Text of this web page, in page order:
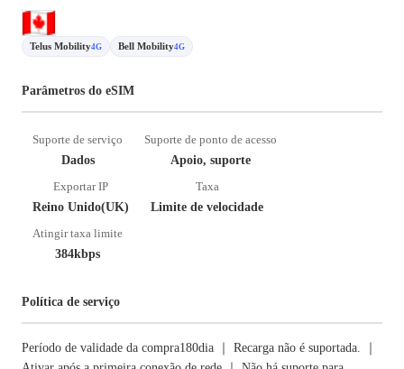
Telus Mobility4G Bell Mobility4G
Parâmetros do eSIM
Suporte de serviço
Dados
Suporte de ponto de acesso
Apoio, suporte
Exportar IP
Reino Unido(UK)
Taxa
Limite de velocidade
Atingir taxa limite
384kbps
Política de serviço
Período de validade da compra180dia ｜ Recarga não é suportada. ｜